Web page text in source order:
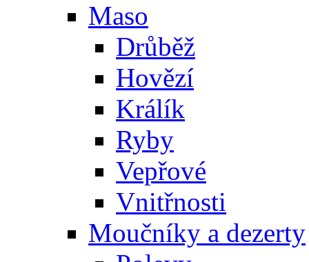
Maso
Drůběž
Hovězí
Králík
Ryby
Vepřové
Vnitřnosti
Moučníky a dezerty